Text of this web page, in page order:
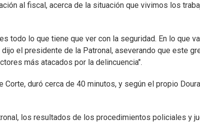
al fiscal, acerca de la situación que vivimos los
todo lo que tiene que ver con la seguridad. En lo que
el presidente de la Patronal, aseverando que este
más atacados por la delincuencia".
Corte, duró cerca de 40 minutos, y según el propio
los resultados de los procedimientos policiales y